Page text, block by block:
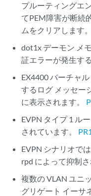
プルーティングエ
てPEM障害が断続
ムをクリアします。
dot1x デーモン メ
証エラーが発生す
EX4400 バーチャ
するログ メッセー
に表示されます。
EVPN タイプ 1 ル
されています。
EVPN シナリオで
rpd によって抑制
複数の VLAN ユニ
グリゲート イーサ